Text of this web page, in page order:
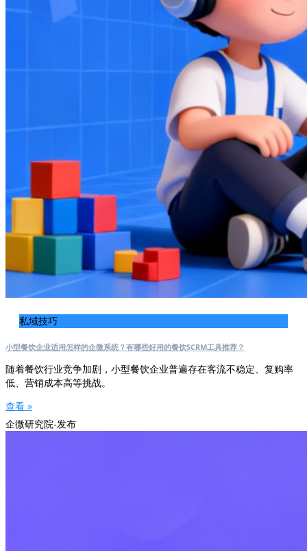
私域技巧
小型餐饮企业适用怎样的企微系统？有哪些好用的餐饮SCRM工具推荐？
随着餐饮行业竞争加剧，小型餐饮企业普遍存在客流不稳定、复购率
低、营销成本高等挑战。
查看 »
企微研究院-发布